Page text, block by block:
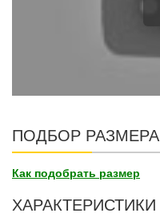
ПОДБОР РАЗМЕРА
Как подобрать размер
ХАРАКТЕРИСТИКИ